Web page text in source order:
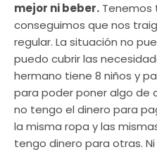
mejor ni beber. Tenemos
conseguimos que nos
regular. La situación no
puedo cubrir las
hermano tiene 8 niños y
para poder poner algo de
no tengo el dinero para
la misma ropa y las
tengo dinero para otras.